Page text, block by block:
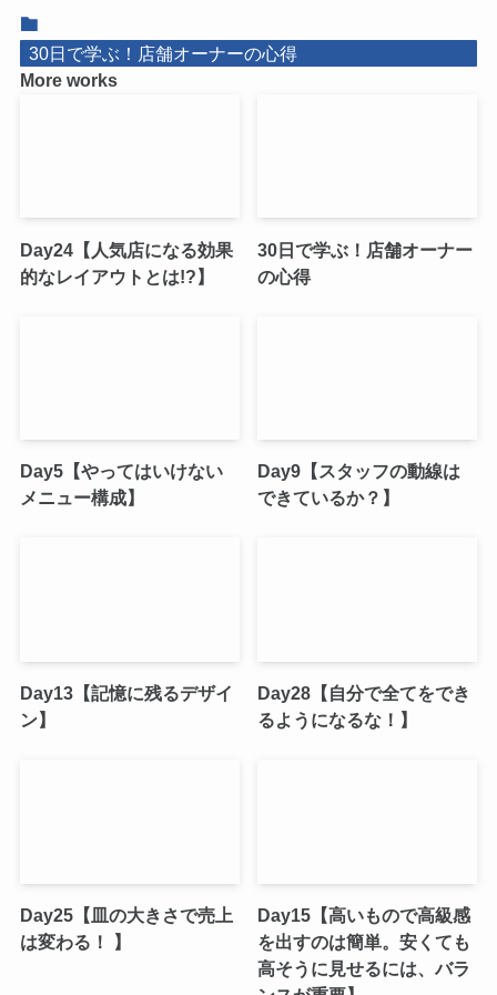
30日で学ぶ！店舗オーナーの心得
More works
Day24【人気店になる効果
的なレイアウトとは!?】
30日で学ぶ！店舗オーナー
の心得
Day5【やってはいけない
メニュー構成】
Day9【スタッフの動線は
できているか？】
Day13【記憶に残るデザイ
ン】
Day28【自分で全てをでき
るようになるな！】
Day25【皿の大きさで売上
は変わる！ 】
Day15【高いもので高級感
を出すのは簡単。安くても
高そうに見せるには、バラ